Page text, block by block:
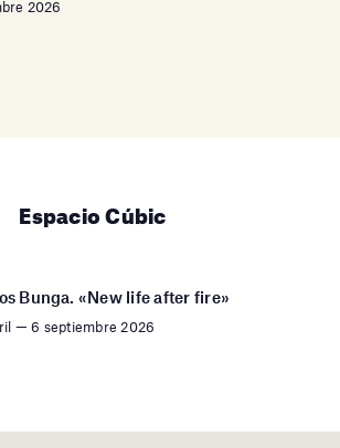
2026
Espacio Cúbic
Bunga. «New life after fire»
— 6 septiembre 2026